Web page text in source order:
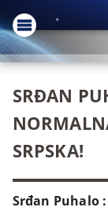
SRĐAN
SRPSKA!
Srđan Puhalo